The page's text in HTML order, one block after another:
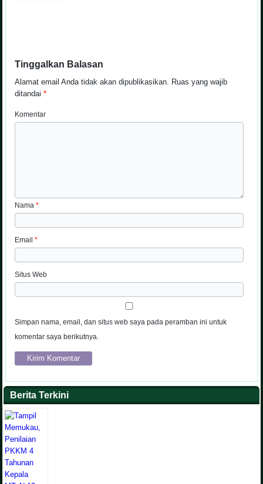
Tinggalkan Balasan
Alamat email Anda tidak akan dipublikasikan. Ruas yang wajib
ditandai*
Komentar
Nama*
Email*
Situs Web
Simpan nama, email, dan situs web saya pada peramban ini untuk
komentar saya berikutnya.
Berita Terkini